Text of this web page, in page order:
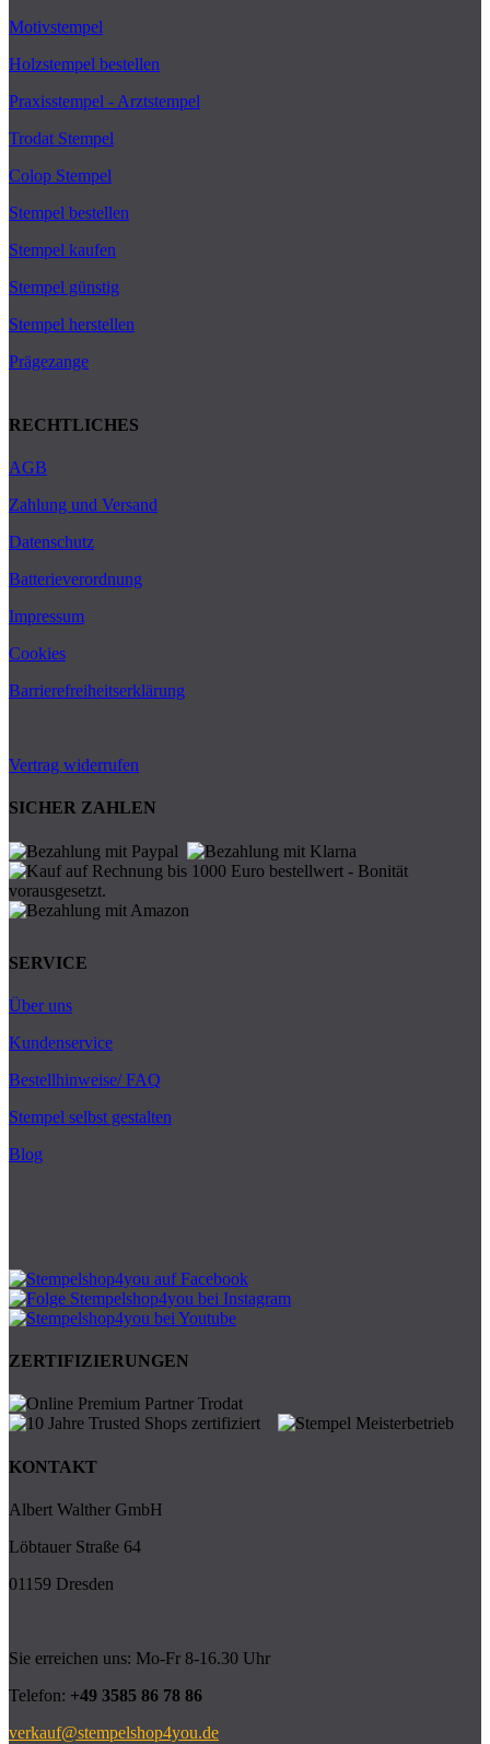
Motivstempel
Holzstempel bestellen
Praxisstempel - Arztstempel
Trodat Stempel
Colop Stempel
Stempel bestellen
Stempel kaufen
Stempel günstig
Stempel herstellen
Prägezange
RECHTLICHES
AGB
Zahlung und Versand
Datenschutz
Batterieverordnung
Impressum
Cookies
Barrierefreiheitserklärung
Vertrag widerrufen
SICHER ZAHLEN
SERVICE
Über uns
Kundenservice
Bestellhinweise/ FAQ
Stempel selbst gestalten
Blog
ZERTIFIZIERUNGEN
KONTAKT
Albert Walther GmbH
Löbtauer Straße 64
01159 Dresden
Sie erreichen uns: Mo-Fr 8-16.30 Uhr
Telefon: +49 3585 86 78 86
verkauf@stempelshop4you.de